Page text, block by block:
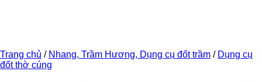
Trang chủ / Nhang, Trầm Hương, Dụng cụ đốt trầm / Dụng cụ
đốt thờ cúng